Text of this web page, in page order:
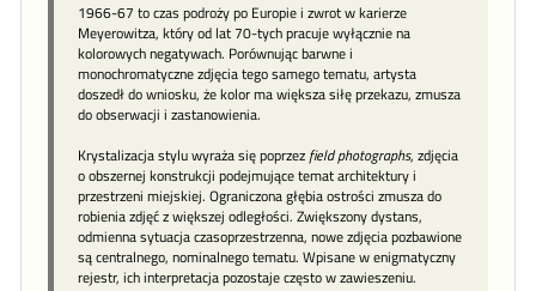
1966-67 to czas podroży po Europie i zwrot w karierze
Meyerowitza, który od lat 70-tych pracuje wyłącznie na
kolorowych negatywach. Porównując barwne i
monochromatyczne zdjęcia tego samego tematu, artysta
doszedł do wniosku, że kolor ma większa siłę przekazu, zmusza
do obserwacji i zastanowienia.
Krystalizacja stylu wyraża się poprzezfield photographs, zdjęcia
o obszernej konstrukcji podejmujące temat architektury i
przestrzeni miejskiej. Ograniczona głębia ostrości zmusza do
robienia zdjęć z większej odległości. Zwiększony dystans,
odmienna sytuacja czasoprzestrzenna, nowe zdjęcia pozbawione
są centralnego, nominalnego tematu. Wpisane w enigmatyczny
rejestr, ich interpretacja pozostaje często w zawieszeniu.